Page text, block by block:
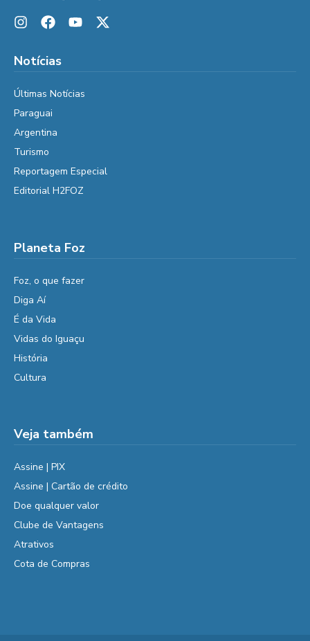
Notícias
Últimas Notícias
Paraguai
Argentina
Turismo
Reportagem Especial
Editorial H2FOZ
Planeta Foz
Foz, o que fazer
Diga Aí
É da Vida
Vidas do Iguaçu
História
Cultura
Veja também
Assine | PIX
Assine | Cartão de crédito
Doe qualquer valor
Clube de Vantagens
Atrativos
Cota de Compras